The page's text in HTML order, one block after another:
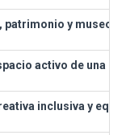
patrimonio y museos
activo de una
inclusiva y